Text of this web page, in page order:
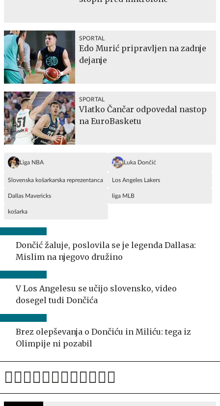
SPORTAL
Edo Murić pripravljen na zadnje
dejanje
SPORTAL
Vlatko Čančar odpovedal nastop
na EuroBasketu
Liga NBA Luka Dončić
Slovenska košarkarska reprezentanca Los Angeles Lakers
Dallas Mavericks liga MLB
košarka
Dončić žaluje, poslovila se je legenda Dallasa:
Mislim na njegovo družino
V Los Angelesu se učijo slovensko, video
dosegel tudi Dončića
Brez olepševanja o Dončiću in Miliću: tega iz
Olimpije ni pozabil